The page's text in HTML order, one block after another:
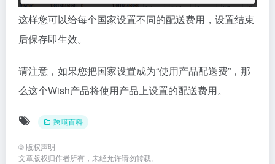
这样您可以给每个国家设置不同的配送费用，设置结束
后保存即生效。
请注意，如果您把国家设置成为“使用产品配送费”，那
么这个Wish产品将使用产品上设置的配送费用。
跨境百科
© 版权声明
文章版权归作者所有，未经允许请勿转载。